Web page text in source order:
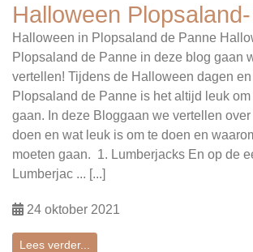
Halloween
Halloween in Plopsaland de Panne
Plopsaland de Panne in deze blog gaan
vertellen! Tijdens de Halloween dagen
Plopsaland de Panne is het altijd leuk om
gaan. In deze Bloggaan we vertellen
doen en wat leuk is om te doen en
moeten gaan. 1. Lumberjacks En op de
Lumberjac ... [...]
24 oktober 2021
Lees verder...